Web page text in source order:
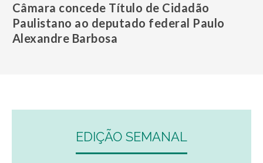
Câmara concede Título de Cidadão
Paulistano ao deputado federal Paulo
Alexandre Barbosa
EDIÇÃO SEMANAL